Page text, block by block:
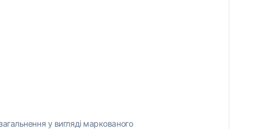
у вигляді маркованого